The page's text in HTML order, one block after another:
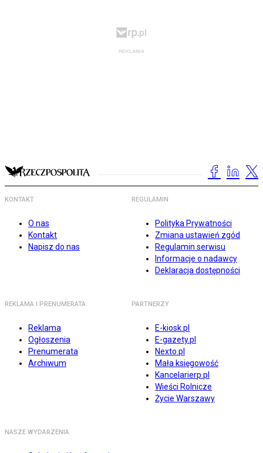
KONTAKT
O nas
Kontakt
Napisz do nas
REGULAMIN
Polityka Prywatności
Zmiana ustawień zgód
Regulamin serwisu
Informacje o nadawcy
Deklaracja dostępności
REKLAMA I PRENUMERATA
Reklama
Ogłoszenia
Prenumerata
Archiwum
PARTNERZY
E-kiosk.pl
E-gazety.pl
Nexto.pl
Mała księgowość
Kancelarierp.pl
Wieści Rolnicze
Życie Warszawy
NASZE WYDARZENIA